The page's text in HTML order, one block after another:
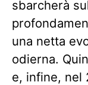
sbarcherà
una netta
odierna.
e, infine, nel